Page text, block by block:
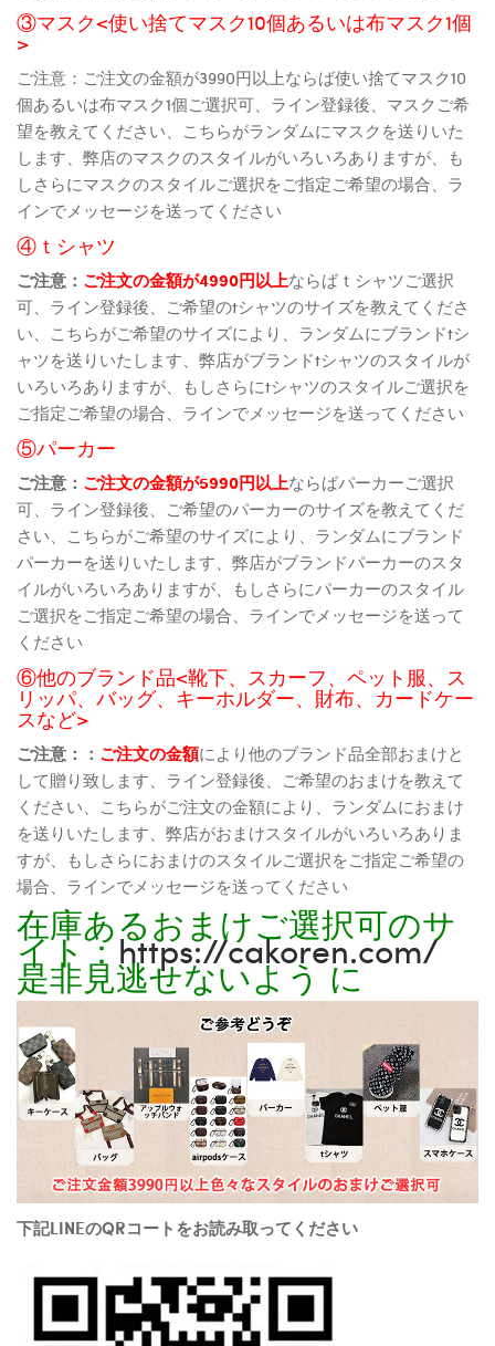
③マスク<使い捨てマスク10個あるいは布マスク1個
>
ご注意：ご注文の金額が3990円以上ならば使い捨てマスク10
個あるいは布マスク1個ご選択可、ライン登録後、マスクご希
望を教えてください、こちらがランダムにマスクを送りいた
します、弊店のマスクのスタイルがいろいろありますが、も
しさらにマスクのスタイルご選択をご指定ご希望の場合、ラ
インでメッセージを送ってください
④ｔシャツ
ご注意： ご注文の金額が4990円以上ならばｔシャツご選択
可、ライン登録後、ご希望のtシャツのサイズを教えてくださ
い、こちらがご希望のサイズにより、ランダムにブランドtシ
ャツを送りいたします、弊店がブランドtシャツのスタイルが
いろいろありますが、もしさらにtシャツのスタイルご選択を
ご指定ご希望の場合、ラインでメッセージを送ってください
⑤パーカー
ご注意： ご注文の金額が5990円以上ならばパーカーご選択
可、ライン登録後、ご希望のパーカーのサイズを教えてくだ
さい、こちらがご希望のサイズにより、ランダムにブランド
パーカーを送りいたします、弊店がブランドパーカーのスタ
イルがいろいろありますが、もしさらにパーカーのスタイル
ご選択をご指定ご希望の場合、ラインでメッセージを送って
ください
⑥他のブランド品<靴下、スカーフ、ペット服、ス
リッパ、バッグ、キーホルダー、財布、カードケー
スなど>
ご注意：： ご注文の金額により他のブランド品全部おまけと
して贈り致します、ライン登録後、ご希望のおまけを教えて
ください、こちらがご注文の金額により、ランダムにおまけ
を送りいたします、弊店がおまけスタイルがいろいろありま
すが、もしさらにおまけのスタイルご選択をご指定ご希望の
場合、ラインでメッセージを送ってください
在庫あるおまけご選択可のサ
イト：https://cakoren.com/
是非見逃せないよう に
下記LINEのQRコートをお読み取ってください